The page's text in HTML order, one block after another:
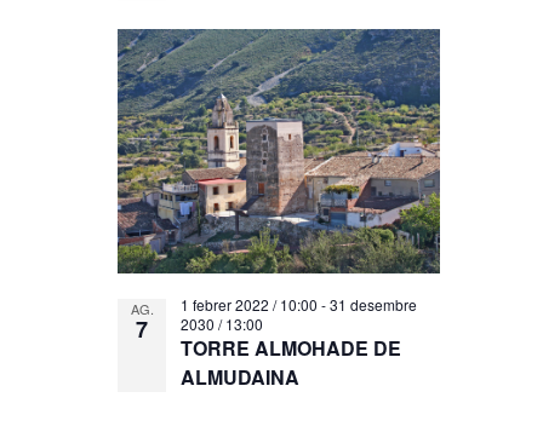
AG.
7
TORRE ALMOHADE DE
ALMUDAINA
1 febrer 2022 / 10:00 -31 desembre
2030 / 13:00